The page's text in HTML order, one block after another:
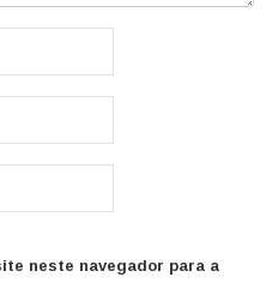
neste navegador para a